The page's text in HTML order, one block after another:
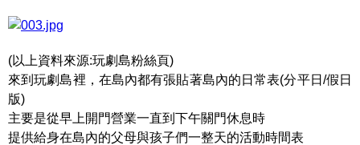
(以上資料來源:玩劇島粉絲頁)
來到玩劇島裡，在島內都有張貼著島內的日常表(分平日/假日
版)
主要是從早上開門營業一直到下午關門休息時
提供給身在島內的父母與孩子們一整天的活動時間表